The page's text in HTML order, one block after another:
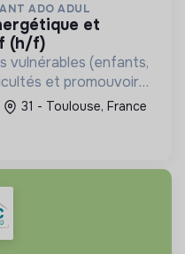
ADO ADUL
(h/f)
vulnérables (enfants,
et promouvoir
dans ses
31 - Toulouse, France